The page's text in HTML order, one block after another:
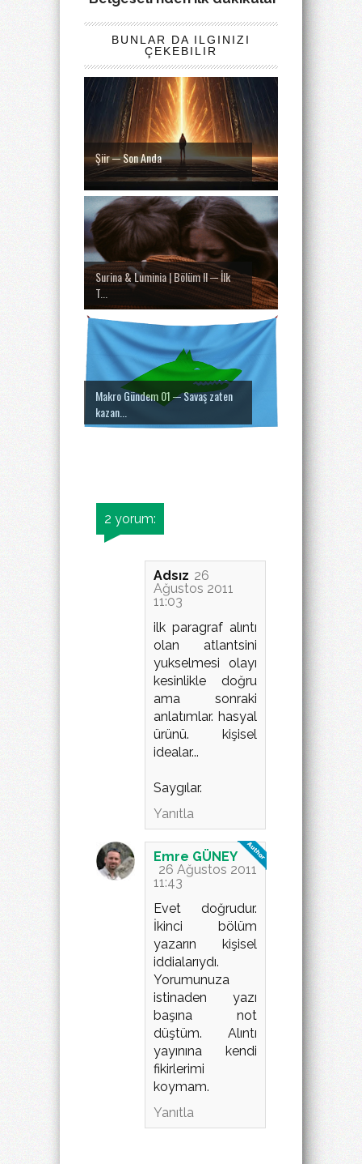
BUNLAR DA ILGINIZI
ÇEKEBILIR
Şiir ─ Son Anda
Surina & Luminia | Bölüm II ─ İlk
T...
Makro Gündem 01 ─ Savaş zaten
kazan...
2 yorum:
Adsız 26
Ağustos 2011
11:03
ilk paragraf alıntı
olan atlantsini
yukselmesi olayı
kesinlikle doğru
ama sonraki
anlatımlar. hasyal
ürünü. kişisel
idealar...
Saygılar.
Yanıtla
Emre GÜNEY
26 Ağustos 2011
11:43
Evet doğrudur.
İkinci bölüm
yazarın kişisel
iddialarıydı.
Yorumunuza
istinaden yazı
başına not
düştüm. Alıntı
yayınına kendi
fikirlerimi
koymam.
Yanıtla